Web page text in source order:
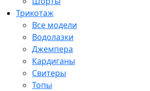
Трикотаж
Все модели
Водолазки
Джемпера
Кардиганы
Свитеры
Топы